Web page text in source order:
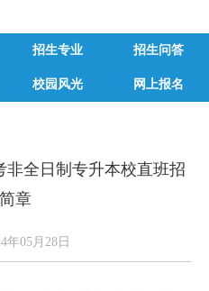
招生专业 招生问答
校园风光 网上报名
非全日制专升本校直班招
章
年05月28日